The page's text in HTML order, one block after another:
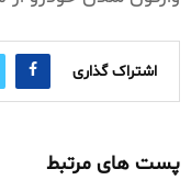
اشتراک گذاری
پست های مرتبط